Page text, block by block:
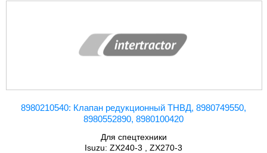
8980210540: Клапан редукционный ТНВД, 8980749550,
8980552890, 8980100420
Для спецтехники
Isuzu: ZX240-3 , ZX270-3